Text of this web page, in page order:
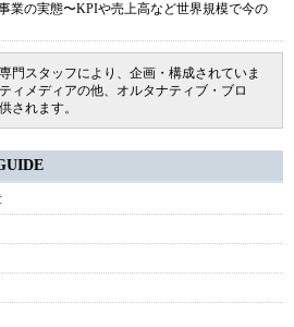
業の実態〜KPIや売上高など世界規模で今の
門スタッフにより、企画・構成されていま
ィメディアの他、オルタナティブ・ブロ
されます。